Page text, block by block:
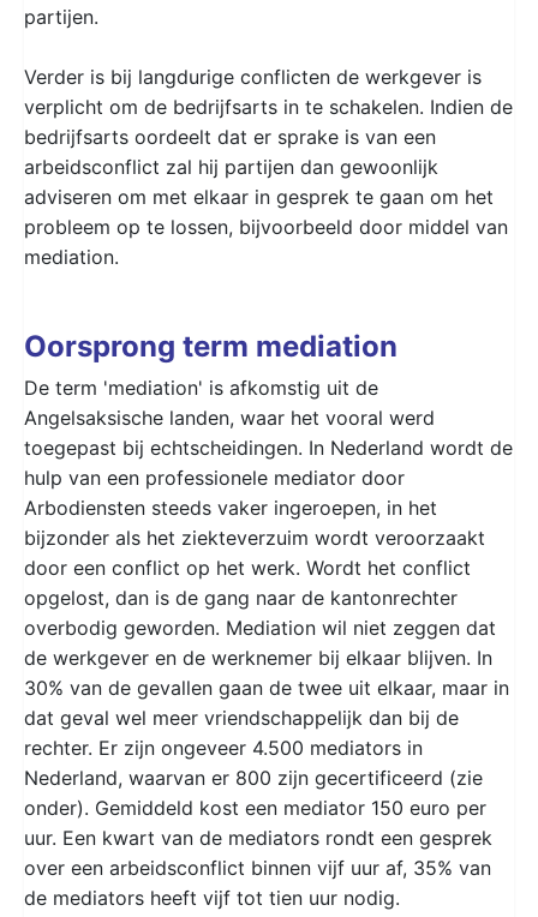
partijen.
Verder is bij langdurige conflicten de werkgever is
verplicht om de bedrijfsarts in te schakelen. Indien de
bedrijfsarts oordeelt dat er sprake is van een
arbeidsconflict zal hij partijen dan gewoonlijk
adviseren om met elkaar in gesprek te gaan om het
probleem op te lossen, bijvoorbeeld door middel van
mediation.
Oorsprong term mediation
De term 'mediation' is afkomstig uit de
Angelsaksische landen, waar het vooral werd
toegepast bij echtscheidingen. In Nederland wordt de
hulp van een professionele mediator door
Arbodiensten steeds vaker ingeroepen, in het
bijzonder als het ziekteverzuim wordt veroorzaakt
door een conflict op het werk. Wordt het conflict
opgelost, dan is de gang naar de kantonrechter
overbodig geworden. Mediation wil niet zeggen dat
de werkgever en de werknemer bij elkaar blijven. In
30% van de gevallen gaan de twee uit elkaar, maar in
dat geval wel meer vriendschappelijk dan bij de
rechter. Er zijn ongeveer 4.500 mediators in
Nederland, waarvan er 800 zijn gecertificeerd (zie
onder). Gemiddeld kost een mediator 150 euro per
uur. Een kwart van de mediators rondt een gesprek
over een arbeidsconflict binnen vijf uur af, 35% van
de mediators heeft vijf tot tien uur nodig.